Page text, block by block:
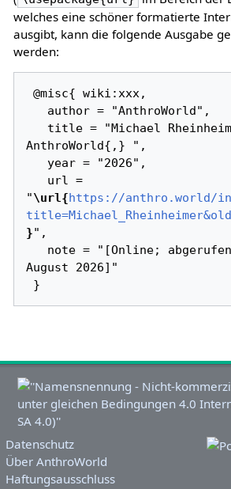
welches eine schöner formatierte
ausgibt, kann die folgende Ausgabe
werden:
@misc{ wiki:xxx,
AnthroWorld{,} ",
"\url{https://anthro.world/
}",
August 2026]"
Datenschutz
Über AnthroWorld
Haftungsausschluss